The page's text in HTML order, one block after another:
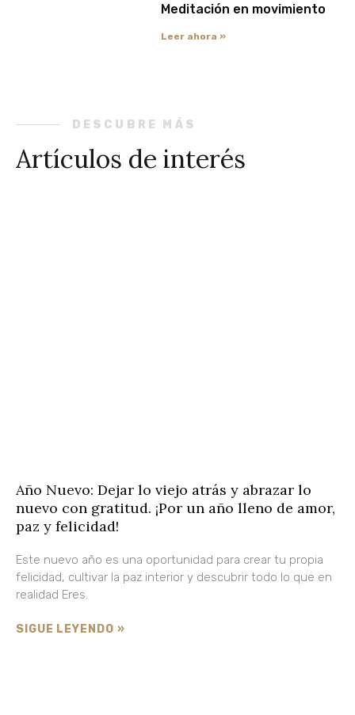
Meditación en movimiento
Leer ahora »
DESCUBRE MÁS
Artículos de interés
Año Nuevo: Dejar lo viejo atrás y abrazar lo
nuevo con gratitud. ¡Por un año lleno de amor,
paz y felicidad!
Este nuevo año es una oportunidad para crear tu propia
felicidad, cultivar la paz interior y descubrir todo lo que en
realidad Eres.
SIGUE LEYENDO »